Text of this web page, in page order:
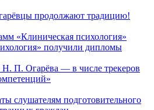
продолжают традицию!
«Клиническая психология»
получили дипломы
П. Огарёва — в числе трекеров
слушателям подготовительного